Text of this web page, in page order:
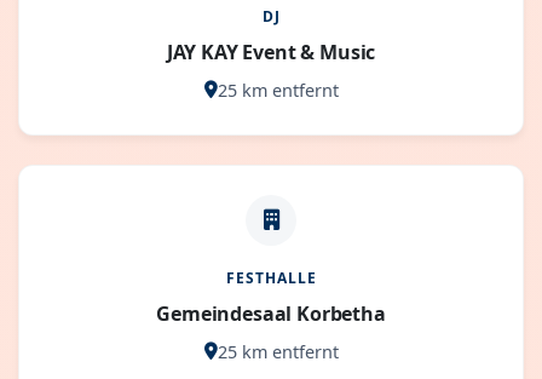
DJ
JAY KAY Event & Music
25 km entfernt
FESTHALLE
Gemeindesaal Korbetha
25 km entfernt